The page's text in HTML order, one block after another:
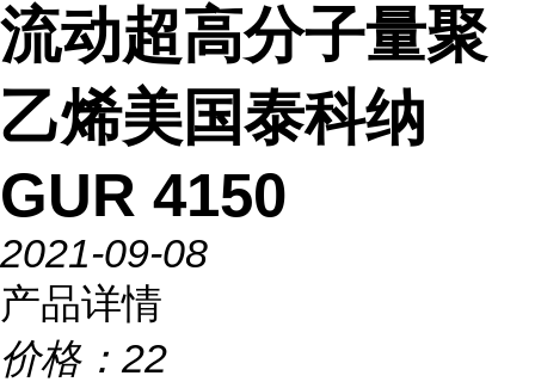
流动超高分子量聚
乙烯美国泰科纳
GUR 4150
2021-09-08
产品详情
价格： 22